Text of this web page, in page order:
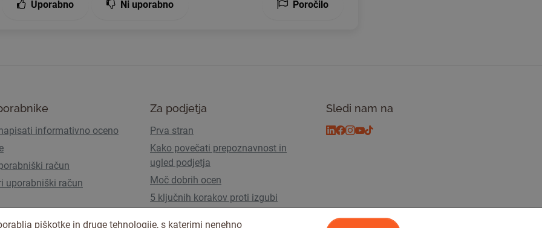
Uporabno Ni uporabno Poročilo
informativno oceno
račun
uporabniški račun
Za podjetja
Prva stran
Kako povečati prepoznavnost in
ugled podjetja
Moč dobrih ocen
5 ključnih korakov proti izgubi
prometa zaradi AI Overviews
Sledi nam na
piškotke in druge tehnologije, s katerimi nenehno